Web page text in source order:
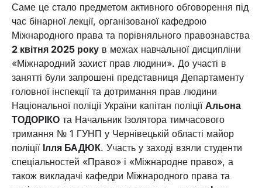
Саме це стало предметом активного обговорення під
час бінарної лекції, організованої кафедрою
Міжнародного права та порівняльного правознавства
2 квітня 2025 року в межах навчальної дисципліни
«Міжнародний захист прав людини». До участі в
занятті були запрошені представниця Департаменту
головної інспекції та дотримання прав людини
Національної поліції України капітан поліції Альона
ТОДОРІКО та Начальник Ізолятора тимчасового
тримання № 1 ГУНП у Чернівецькій області майор
поліції Ілля БАДЮК. Участь у заході взяли студенти
спеціальностей «Право» і «Міжнародне право», а
також викладачі кафедри Міжнародного права та